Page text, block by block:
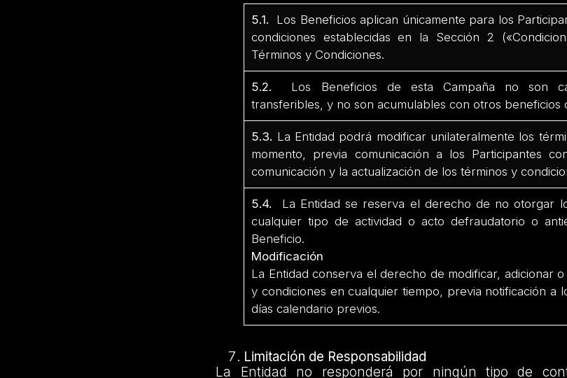
5.1. Los Beneficios aplican únicamente para los
condiciones establecidas en la Sección 2
Términos y Condiciones.
5.2. Los Beneficios de esta Campaña no son
transferibles, y no son acumulables con otros beneficios
5.3. La Entidad podrá modificar unilateralmente los
momento, previa comunicación a los Participantes
comunicación y la actualización de los términos y
5.4.
La Entidad se reserva el derecho de no otorgar
cualquier tipo de actividad o acto defraudatorio o
Beneficio.
Modificación
La Entidad conserva el derecho de modificar, adicionar
y condiciones en cualquier tiempo, previa notificación a
días calendario previos.
Limitación de Responsabilidad
La Entidad no responderá por ningún tipo de